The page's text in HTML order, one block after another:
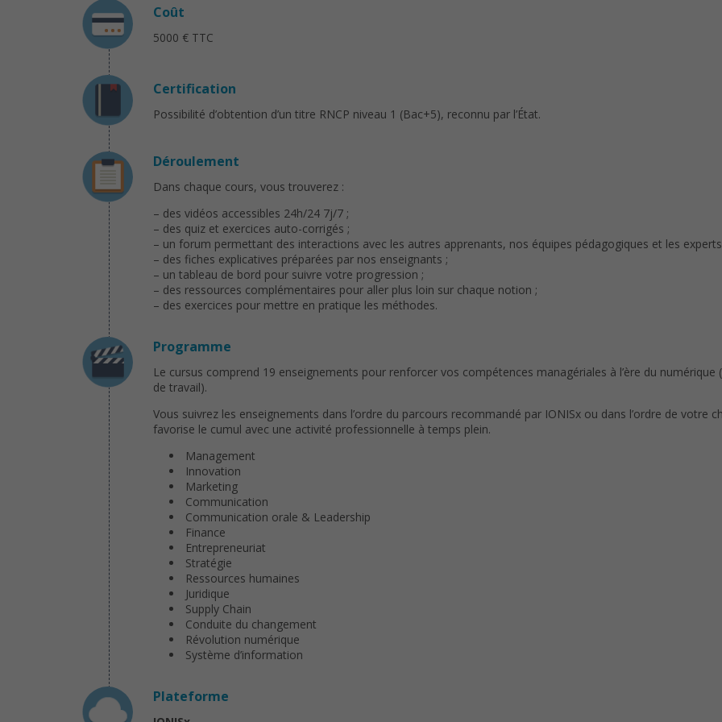
Coût
5000 € TTC
Certification
Possibilité d’obtention d’un titre RNCP niveau 1 (Bac+5), reconnu par l’État.
Déroulement
Dans chaque cours, vous trouverez :
– des vidéos accessibles 24h/24 7j/7 ;
– des quiz et exercices auto-corrigés ;
– un forum permettant des interactions avec les autres apprenants, nos équipes pédagogiques et les
– des fiches explicatives préparées par nos enseignants ;
– un tableau de bord pour suivre votre progression ;
– des ressources complémentaires pour aller plus loin sur chaque notion ;
– des exercices pour mettre en pratique les méthodes.
Programme
Le cursus comprend 19 enseignements pour renforcer vos compétences managériales à l’ère du
de travail).
Vous suivrez les enseignements dans l’ordre du parcours recommandé par IONISx ou dans l’ordre de votre
favorise le cumul avec une activité professionnelle à temps plein.
Management
Innovation
Marketing
Communication
Communication orale & Leadership
Finance
Entrepreneuriat
Stratégie
Ressources humaines
Juridique
Supply Chain
Conduite du changement
Révolution numérique
Système d’information
Plateforme